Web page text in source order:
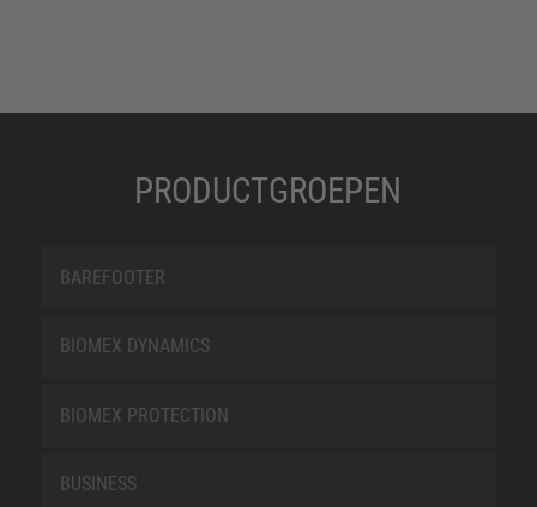
PRODUCTGROEPEN
BAREFOOTER
BIOMEX DYNAMICS
BIOMEX PROTECTION
BUSINESS